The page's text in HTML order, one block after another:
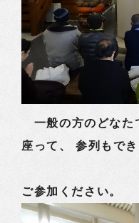
一般の方のどなた
座って、 参列もでき
ご参加ください。